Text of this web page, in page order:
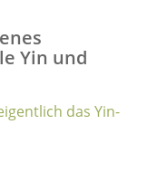
Yin und
das Yin-